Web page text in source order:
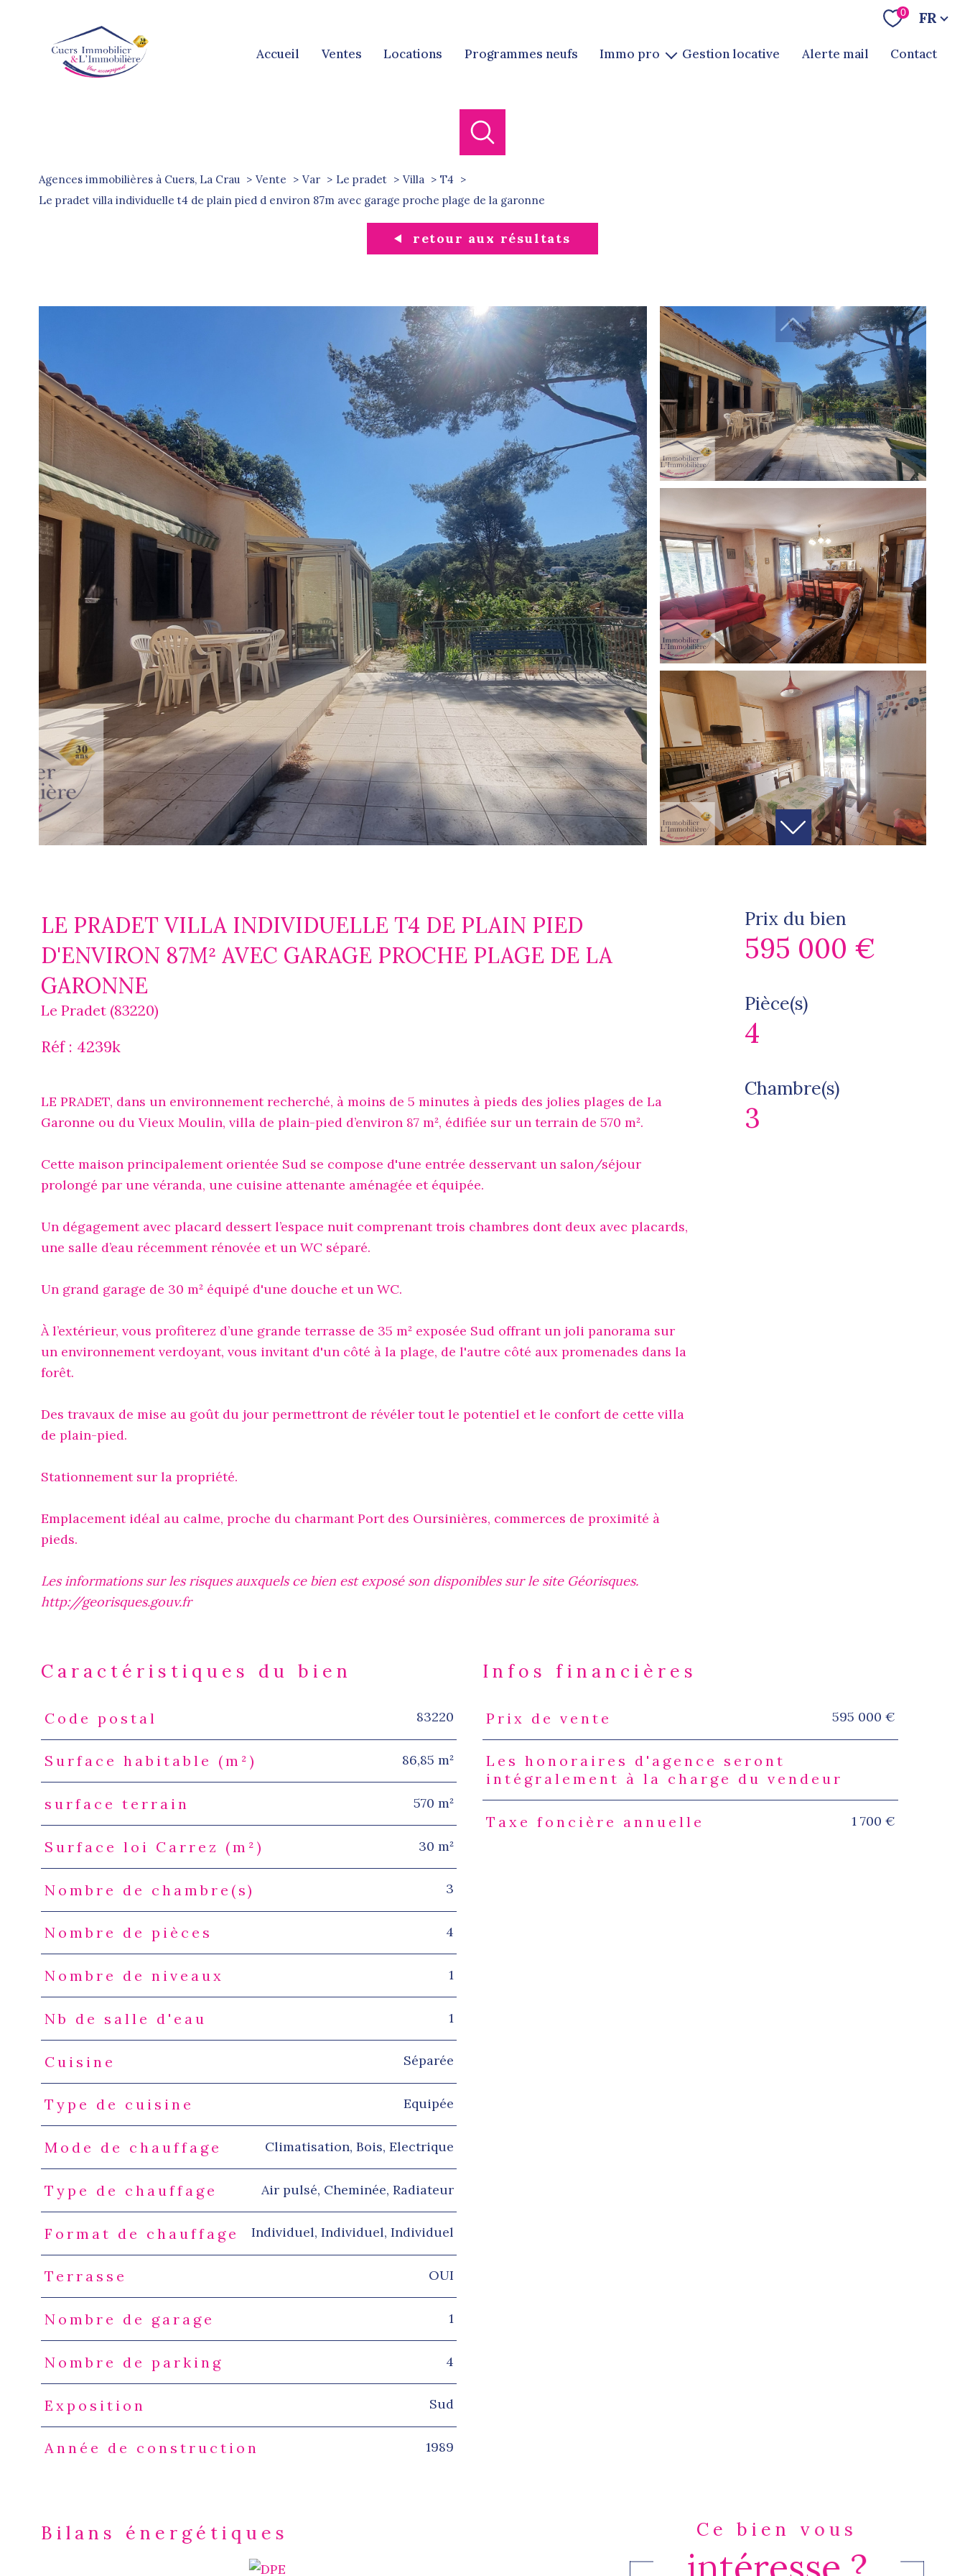
0 Langue
FR
accueil ventes locations programmes neufs immo pro gestion locative alerte mail contact
Agences immobilières à Cuers, La Crau Vente Var Le pradet Villa
T4
le pradet villa individuelle t4 de plain pied d environ 87m avec garage proche plage de la garonne
retour aux résultats
LE PRADET VILLA INDIVIDUELLE T4 DE PLAIN PIED
D'ENVIRON 87M² AVEC GARAGE PROCHE PLAGE DE LA
GARONNE
Le Pradet (83220)
Réf : 4239k
LE PRADET, dans un environnement recherché, à moins de 5 minutes à pieds des jolies plages de La
Garonne ou du Vieux Moulin, villa de plain-pied d’environ 87 m², édifiée sur un terrain de 570 m².
Cette maison principalement orientée Sud se compose d'une entrée desservant un salon/séjour
prolongé par une véranda, une cuisine attenante aménagée et équipée.
Un dégagement avec placard dessert l’espace nuit comprenant trois chambres dont deux avec placards,
une salle d’eau récemment rénovée et un WC séparé.
Un grand garage de 30 m² équipé d'une douche et un WC.
À l’extérieur, vous profiterez d’une grande terrasse de 35 m² exposée Sud offrant un joli panorama sur
un environnement verdoyant, vous invitant d'un côté à la plage, de l'autre côté aux promenades dans la
forêt.
Des travaux de mise au goût du jour permettront de révéler tout le potentiel et le confort de cette villa
de plain-pied.
Stationnement sur la propriété.
Emplacement idéal au calme, proche du charmant Port des Oursinières, commerces de proximité à
pieds.
Les informations sur les risques auxquels ce bien est exposé son disponibles sur le site Géorisques.
http://georisques.gouv.fr
Prix du bien
595 000 €
Pièce(s)
4
Chambre(s)
3
Caractéristiques du bien
Caractéristiques
Code postal 83220
Surface habitable (m²) 86,85 m²
surface terrain 570 m²
Surface loi Carrez (m²) 30 m²
Nombre de chambre(s) 3
Nombre de pièces 4
Nombre de niveaux 1
Nb de salle d'eau 1
Cuisine Séparée
Type de cuisine Equipée
Mode de chauffage Climatisation, Bois, Electrique
Type de chauffage Air pulsé, Cheminée, Radiateur
Format de chauffage Individuel, Individuel, Individuel
Terrasse OUI
Nombre de garage 1
Nombre de parking 4
Exposition Sud
Année de construction 1989
Infos financières
Caractéristiques Valeurs
Prix de vente 595 000 €
Les honoraires d'agence seront
intégralement à la charge du vendeur
Taxe foncière annuelle 1 700 €
Bilans énergétiques Ce bien vous